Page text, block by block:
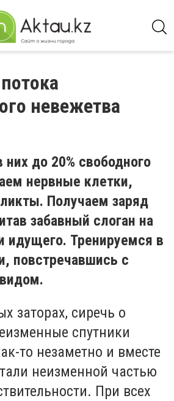
невежетва
до 20% свободного
нервные клетки,
Получаем заряд
забавный слоган на
идущего. Тренируемся в
повстречавшись с
заторах, сиречь о
спутники
то незаметно и вместе
неизменной частью
При всех